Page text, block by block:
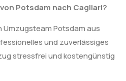
Potsdam nach Cagliari?
Potsdam aus
und zuverlässiges
stressfrei und kostengünstig